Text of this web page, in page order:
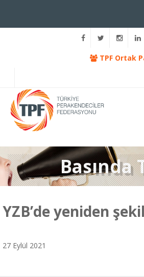
TPF Ortak
Basında
YZB’de yeniden
27 Eylül 2021